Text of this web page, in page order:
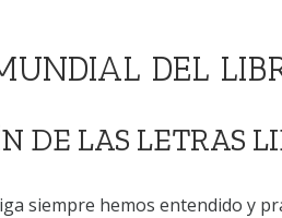
DEL
DE LAS LETRAS
siempre hemos entendido y